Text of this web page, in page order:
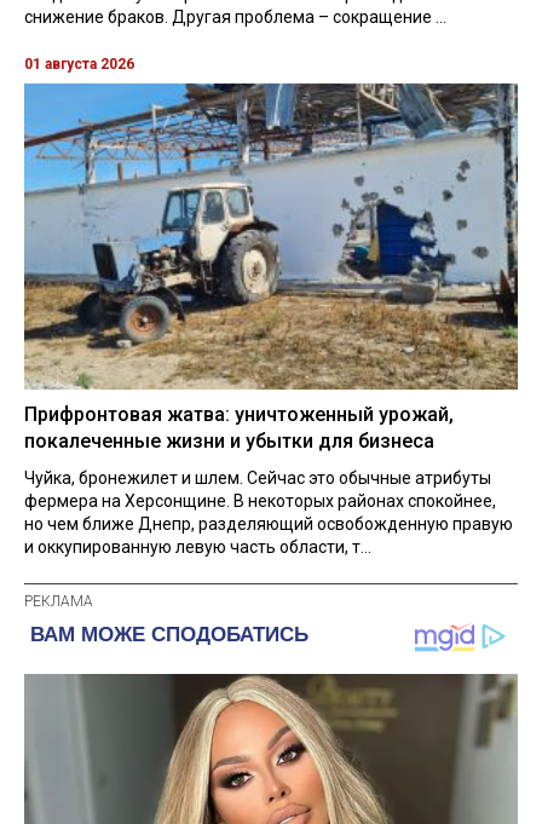
снижение браков. Другая проблема – сокращение ...
01 августа 2026
Прифронтовая жатва: уничтоженный урожай,
покалеченные жизни и убытки для бизнеса
Чуйка, бронежилет и шлем. Сейчас это обычные атрибуты
фермера на Херсонщине. В некоторых районах спокойнее,
но чем ближе Днепр, разделяющий освобожденную правую
и оккупированную левую часть области, т...